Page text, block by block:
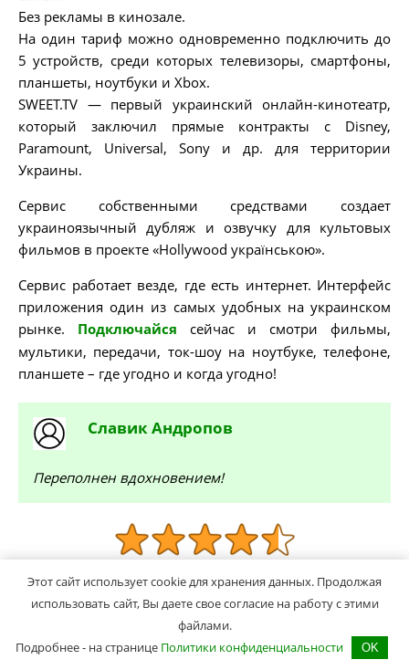
Без рекламы в кинозале.
На один тариф можно одновременно подключить до
5 устройств, среди которых телевизоры, смартфоны,
планшеты, ноутбуки и Xbox.
SWEET.TV — первый украинский онлайн-кинотеатр,
который заключил прямые контракты с Disney,
Paramount, Universal, Sony и др. для территории
Украины.
Сервис собственными средствами создает
украиноязычный дубляж и озвучку для культовых
фильмов в проекте «Hollywood українською».
Сервис работает везде, где есть интернет. Интерфейс
приложения один из самых удобных на украинском
рынке. Подключайся сейчас и смотри фильмы,
мультики, передачи, ток-шоу на ноутбуке, телефоне,
планшете – где угодно и когда угодно!
СлавикАндропов
Переполнен вдохновением!
оценок, среднее:
Понравилась статья?
Поделись ею с друзьями в
социальных сетях в один клик!
Этот сайт использует cookie для хранения данных. Продолжая
использовать сайт, Вы даете свое согласие на работу с этими
файлами.
Подробнее - на странице Политики конфиденциальности OK